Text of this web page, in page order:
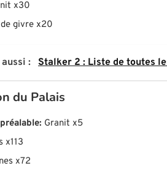
x30
givre x20
: Stalker 2 : Liste de toutes
du Palais
Granit x5
x113
x72